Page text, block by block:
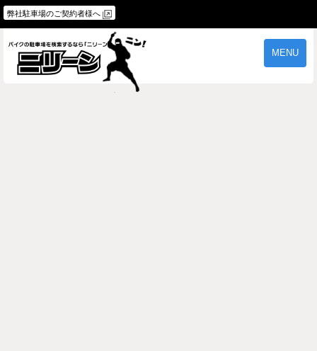
弊社駐車場のご契約者様へ
MENU